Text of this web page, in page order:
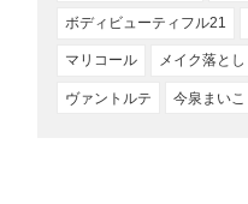
ボディビューティフル21
マリコール メイク落とし
ヴァントルテ 今泉まいこ